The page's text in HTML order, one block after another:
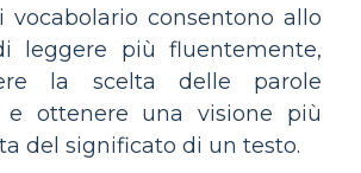
vocabolario consentono allo
leggere più fluentemente,
la scelta delle parole
e ottenere una visione più
del significato di un testo.